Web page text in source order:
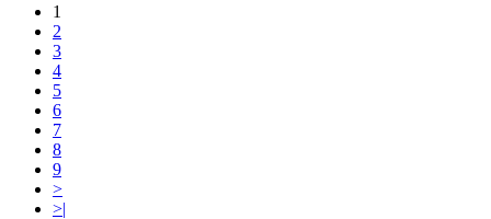
1
2
3
4
5
6
7
8
9
>
>|